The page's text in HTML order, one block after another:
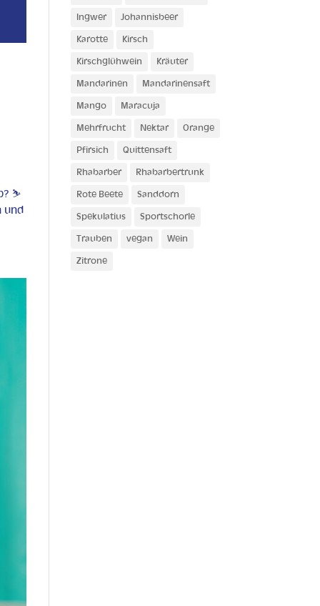
⛷
und
Ingwer Johannisbeer
Karotte Kirsch
Kirschglühwein Kräuter
Mandarinen Mandarinensaft
Mango Maracuja
Mehrfrucht Nektar Orange
Pfirsich Quittensaft
Rhabarber Rhabarbertrunk
Rote Beete Sanddorn
Spekulatius Sportschorle
Trauben vegan Wein
Zitrone